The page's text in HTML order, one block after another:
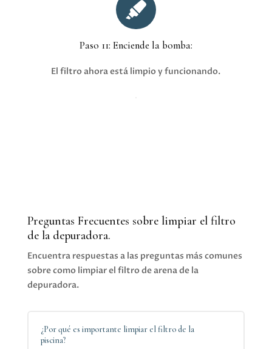

Paso 11: Enciende la bomba:
El filtro ahora está limpio y funcionando.
Preguntas Frecuentes sobre limpiar el filtro
de la depuradora.
Encuentra respuestas a las preguntas más comunes
sobre como limpiar el filtro de arena de la
depuradora.
¿Por qué es importante limpiar el filtro de la
piscina?